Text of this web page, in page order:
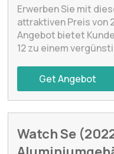
Erwerben Sie mit
attraktiven Preis von
Angebot bietet
12 zu einem
Get Angebot
Watch Se